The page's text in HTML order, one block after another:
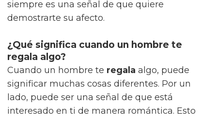
siempre es una señal de que quiere
demostrarte su afecto.
¿Qué significa cuando un hombre te
regala algo?
Cuando un hombre te regala algo, puede
significar muchas cosas diferentes. Por un
lado, puede ser una señal de que está
interesado en ti de manera romántica. Esto